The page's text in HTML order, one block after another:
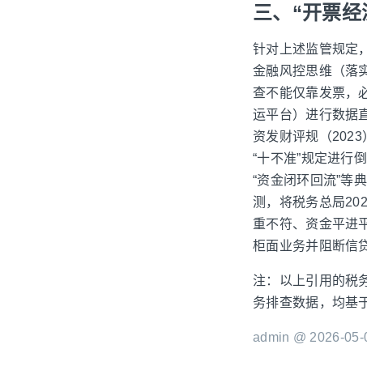
三、“开票
针对上述监管规定
金融风控思维（落
查不能仅靠发票，
运平台）进行数据
资发财评规（2023
“十不准”规定进行
“资金闭环回流”等
测，将税务总局
重不符、资金平进
柜面业务并阻断信
注：以上引用的税
务排查数据，均基
admin @ 2026-05-